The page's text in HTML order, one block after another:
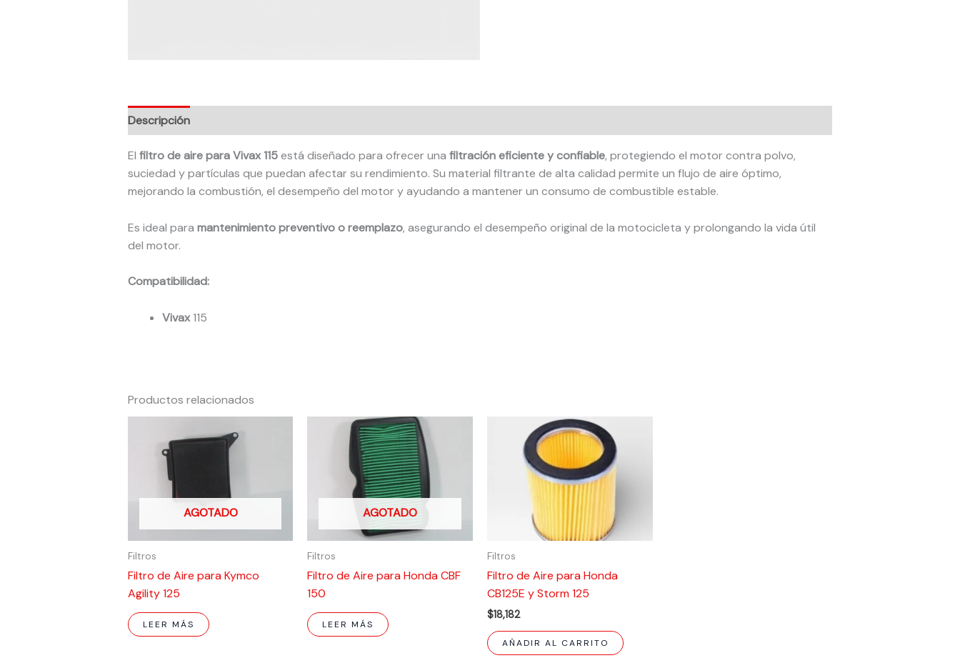
Descripción
El filtro de aire para Vivax 115está diseñado para ofrecer una filtración eficiente y confiable, protegiendo el motor contra polvo,
suciedad y partículas que puedan afectar su rendimiento. Su material filtrante de alta calidad permite un flujo de aire óptimo,
mejorando la combustión, el desempeño del motor y ayudando a mantener un consumo de combustible estable.
Es ideal para mantenimiento preventivo o reemplazo, asegurando el desempeño original de la motocicleta y prolongando la vida útil
del motor.
Compatibilidad:
Vivax115
Productos relacionados
AGOTADO
Filtros
Filtro de Aire para Kymco
Agility 125
LEER MÁS
AGOTADO
Filtros
Filtro de Aire para Honda CBF
150
LEER MÁS
Filtros
Filtro de Aire para Honda
CB125E y Storm 125
$18,182
AÑADIR AL CARRITO